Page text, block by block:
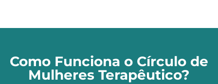
Como Funciona o Círculo de
Mulheres Terapêutico?